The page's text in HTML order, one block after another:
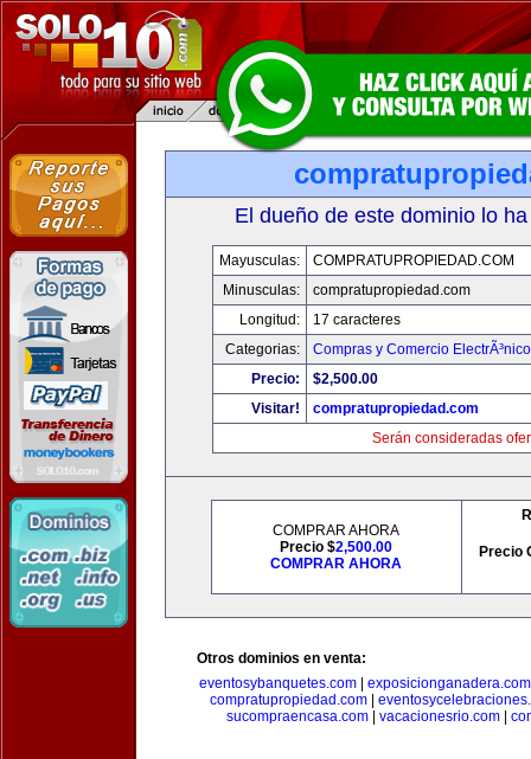
El dueño de este dominio lo
Mayusculas:
COMPRATUPROPIEDAD.COM
Minusculas:
compratupropiedad.com
Longitud:
17 caracteres
Categorias:
Compras y Comercio ElectrÃ³nico
Precio:
$2,500.00
Visitar!
compratupropiedad.com
Serán consideradas
COMPRAR AHORA
Precio $2,500.00
COMPRAR AHORA
Precio
Otros dominios en venta:
eventosybanquetes.com| exposicionganadera.com
compratupropiedad.com
sucompraencasa.com| vacacionesrio.com|